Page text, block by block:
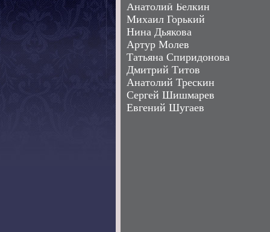
Анатолий Белкин
Михаил Горький
Нина Дьякова
Артур Молев
Татьяна Спиридонова
Дмитрий Титов
Анатолий Трескин
Сергей Шишмарев
Евгений Шугаев